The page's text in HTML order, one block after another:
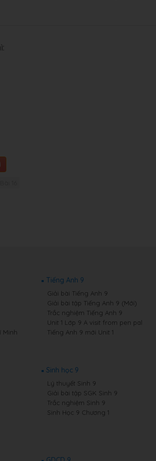
Minh
Tiếng Anh 9
Giải bài Tiếng Anh 9
Giải bài tập Tiếng Anh 9 (Mới)
Trắc nghiệm Tiếng Anh 9
Unit 1 Lớp 9 A visit from pen pal
Tiếng Anh 9 mới Unit 1
Sinh học 9
Lý thuyết Sinh 9
Giải bài tập SGK Sinh 9
Trắc nghiệm Sinh 9
Sinh Học 9 Chương 1